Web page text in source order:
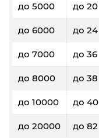
до 5000 до 20
до 6000 до 24
до 7000 до 36
до 8000 до 38
до 10000 до 40
до 20000 до 82